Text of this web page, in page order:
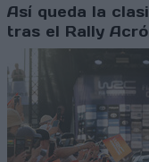
Así queda la
tras el Rally